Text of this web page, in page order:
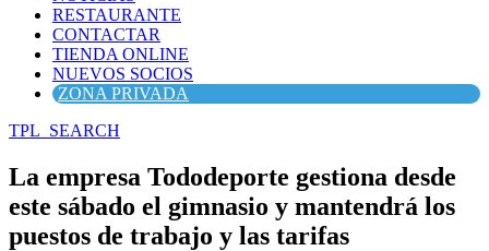
RESTAURANTE
CONTACTAR
TIENDA ONLINE
NUEVOS SOCIOS
ZONA PRIVADA
TPL_SEARCH
La empresa Tododeporte gestiona desde
este sábado el gimnasio y mantendrá los
puestos de trabajo y las tarifas